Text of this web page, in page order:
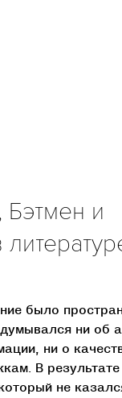
Бэтмен и
было
ни об
ни о
В
не